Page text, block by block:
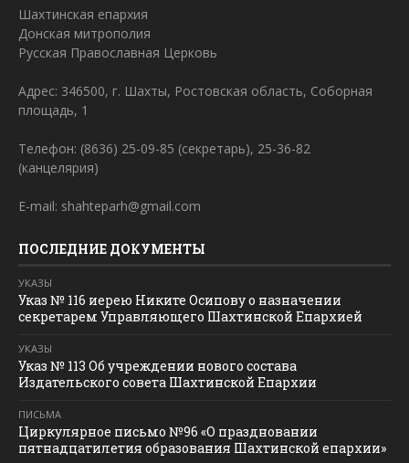
Шахтинская епархия
Донская митрополия
Русская Православная Церковь
Адрес: 346500, г. Шахты, Ростовская область, Соборная
площадь, 1
Телефон: (8636) 25-09-85 (секретарь), 25-36-82
(канцелярия)
E-mail: shahteparh@gmail.com
ПОСЛЕДНИЕ ДОКУМЕНТЫ
УКАЗЫ
Указ № 116 иерею Никите Осипову о назначении
секретарем Управляющего Шахтинской Епархией
УКАЗЫ
Указ № 113 Об учреждении нового состава
Издательского совета Шахтинской Епархии
ПИСЬМА
Циркулярное письмо №96 «О праздновании
пятнадцатилетия образования Шахтинской епархии»